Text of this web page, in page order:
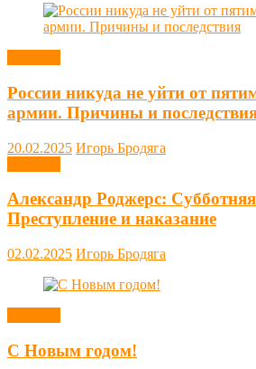
России никуда не уйти от
армии. Причины и
20.02.2025 Игорь Бродяга
Александр Роджерс:
Преступление и наказание
02.02.2025 Игорь Бродяга
С Новым годом!